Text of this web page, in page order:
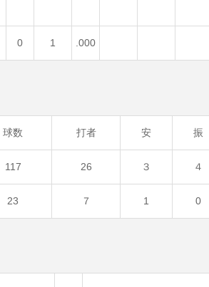
0 1 .000
球数 打者 安 振
117 26 ３ ４
23 ７ 1 0